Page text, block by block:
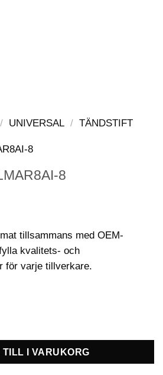
/ UNIVERSAL / TÄNDSTIFT
8
tillsammans med OEM-
kvalitets- och
för varje tillverkare.
8 mängd
TILL I VARUKORG